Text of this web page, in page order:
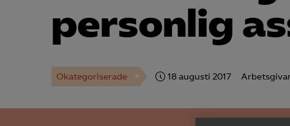
personlig
Okategoriserade 18 augusti 2017